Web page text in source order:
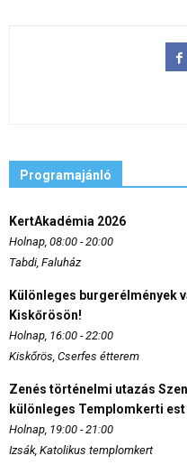
Programajánló
KertAkadémia 2026
Holnap, 08:00 - 20:00
Tabdi, Faluház
Különleges burgerélmények
Kiskőrösön!
Holnap, 16:00 - 22:00
Kiskőrös, Cserfes étterem
Zenés történelmi utazás
különleges Templomkerti
Holnap, 19:00 - 21:00
Izsák, Katolikus templomkert